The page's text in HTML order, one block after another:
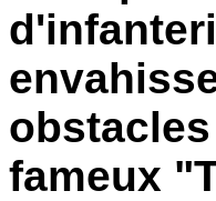
fameux